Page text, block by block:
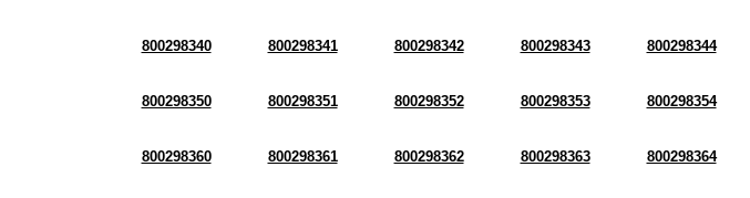
800298340 800298341 800298342 800298343 800298344
800298350 800298351 800298352 800298353 800298354
800298360 800298361 800298362 800298363 800298364